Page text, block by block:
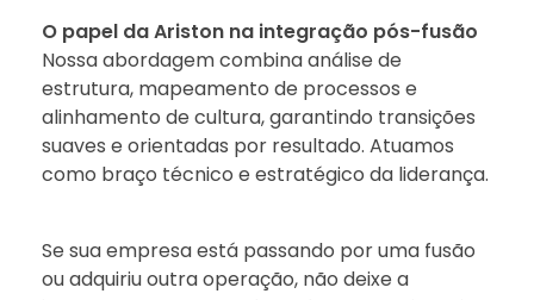
O papel da Ariston na integração pós-fusão
Nossa abordagem combina análise de
estrutura, mapeamento de processos e
alinhamento de cultura, garantindo transições
suaves e orientadas por resultado. Atuamos
como braço técnico e estratégico da liderança.
Se sua empresa está passando por uma fusão
ou adquiriu outra operação, não deixe a